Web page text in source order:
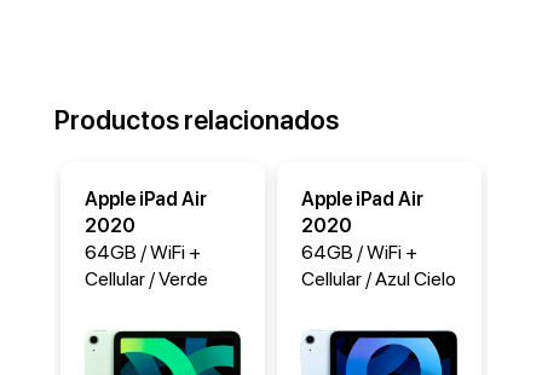
Productos relacionados
Apple iPad Air
2020
64GB / WiFi +
Cellular / Verde
Apple iPad Air
2020
64GB / WiFi +
Cellular / Azul Cielo